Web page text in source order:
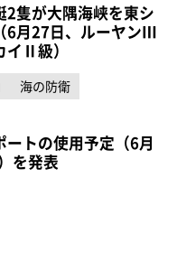
2隻が大隅海峡を東シ
6月27日、ルーヤンⅢ
イⅡ級）
海の防衛
ートの使用予定（6月
を発表